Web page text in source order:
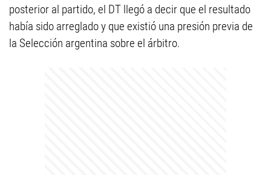
posterior al partido, el DT llegó a decir que el resultado
había sido arreglado y que existió una presión previa de
la Selección argentina sobre el árbitro.